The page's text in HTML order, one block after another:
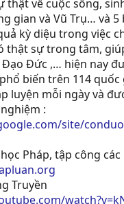
thật về cuộc sống,
gian và Vũ Trụ… và
kỳ diệu trong việc
thật sự trong tâm,
Ðạo Ðức ,… hiện nay
biến trên 114 quốc
luyện mỗi ngày và
:
site/
Pháp, tập công
Truyền